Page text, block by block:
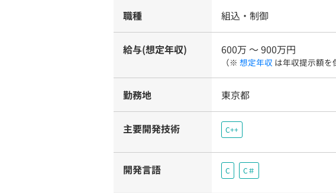
職種 組込・制御
給与(想定年収) 600万 〜 900万円
（※ 想定年収 は年収提示額を
勤務地 東京都
主要開発技術 C++
開発言語 C C＃